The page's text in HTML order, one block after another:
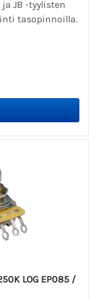
JB -tyylisten
tasopinnoilla.
LOG EP085 /